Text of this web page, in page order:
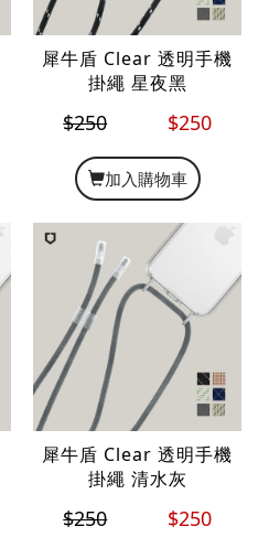
犀牛盾 Clear 透明手機
掛繩 星夜黑
$250 $250
加入購物車
犀牛盾 Clear 透明手機
掛繩 清水灰
$250 $250